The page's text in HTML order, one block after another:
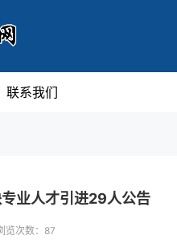
联系我们
业人才引进29人公告
次数： 87